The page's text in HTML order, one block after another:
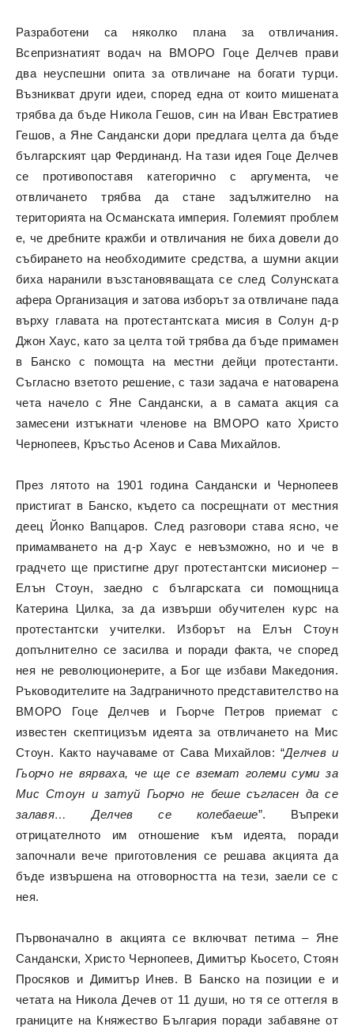
Разработени са няколко плана за отвличания.
Всепризнатият водач на ВМОРО Гоце Делчев прави
два неуспешни опита за отвличане на богати турци.
Възникват други идеи, според една от които мишената
трябва да бъде Никола Гешов, син на Иван Евстратиев
Гешов, а Яне Сандански дори предлага целта да бъде
българският цар Фердинанд. На тази идея Гоце Делчев
се противопоставя категорично с аргумента, че
отвличането трябва да стане задължително на
територията на Османската империя. Големият проблем
е, че дребните кражби и отвличания не биха довели до
събирането на необходимите средства, а шумни акции
биха наранили възстановяващата се след Солунската
афера Организация и затова изборът за отвличане пада
върху главата на протестантската мисия в Солун д-р
Джон Хаус, като за целта той трябва да бъде примамен
в Банско с помощта на местни дейци протестанти.
Съгласно взетото решение, с тази задача е натоварена
чета начело с Яне Сандански, а в самата акция са
замесени изтъкнати членове на ВМОРО като Христо
Чернопеев, Кръстьо Асенов и Сава Михайлов.
През лятото на 1901 година Сандански и Чернопеев
пристигат в Банско, където са посрещнати от местния
деец Йонко Вапцаров. След разговори става ясно, че
примамването на д-р Хаус е невъзможно, но и че в
градчето ще пристигне друг протестантски мисионер –
Елън Стоун, заедно с българската си помощница
Катерина Цилка, за да извърши обучителен курс на
протестантски учителки. Изборът на Елън Стоун
допълнително се засилва и поради факта, че според
нея не революционерите, а Бог ще избави Македония.
Ръководителите на Задграничното представителство на
ВМОРО Гоце Делчев и Гьорче Петров приемат с
известен скептицизъм идеята за отвличането на Мис
Стоун. Както научаваме от Сава Михайлов: “Делчев и
Гьорчо не вярваха, че ще се вземат големи суми за
Мис Стоун и затуй Гьорчо не беше съгласен да се
залавя… Делчев се колебаеше”. Въпреки
отрицателното им отношение към идеята, поради
започнали вече приготовления се решава акцията да
бъде извършена на отговорността на тези, заели се с
нея.
Първоначално в акцията се включват петима – Яне
Сандански, Христо Чернопеев, Димитър Кьосето, Стоян
Просяков и Димитър Инев. В Банско на позиции е и
четата на Никола Дечев от 11 души, но тя се оттегля в
границите на Княжество България поради забавяне от